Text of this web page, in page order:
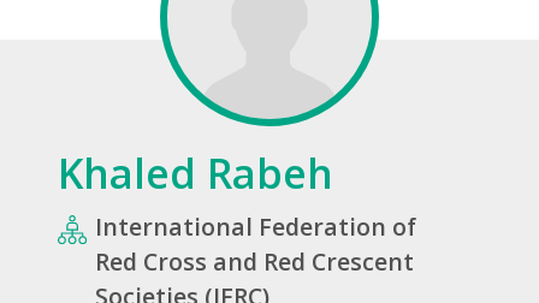
Khaled Rabeh
International Federation of
Red Cross and Red Crescent
Societies (IFRC)